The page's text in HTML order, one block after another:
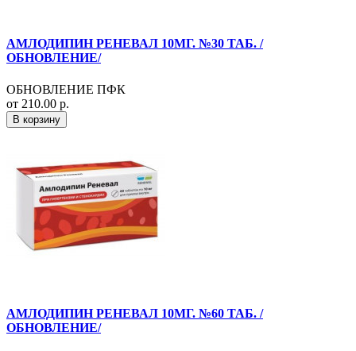
АМЛОДИПИН РЕНЕВАЛ 10МГ. №30 ТАБ. /
ОБНОВЛЕНИЕ/
ОБНОВЛЕНИЕ ПФК
от 210.00 р.
В корзину
АМЛОДИПИН РЕНЕВАЛ 10МГ. №60 ТАБ. /
ОБНОВЛЕНИЕ/